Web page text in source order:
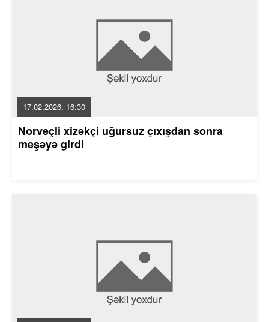
17.02.2026, 16:30
Norveçli xizəkçi uğursuz çıxışdan sonra
meşəyə girdi